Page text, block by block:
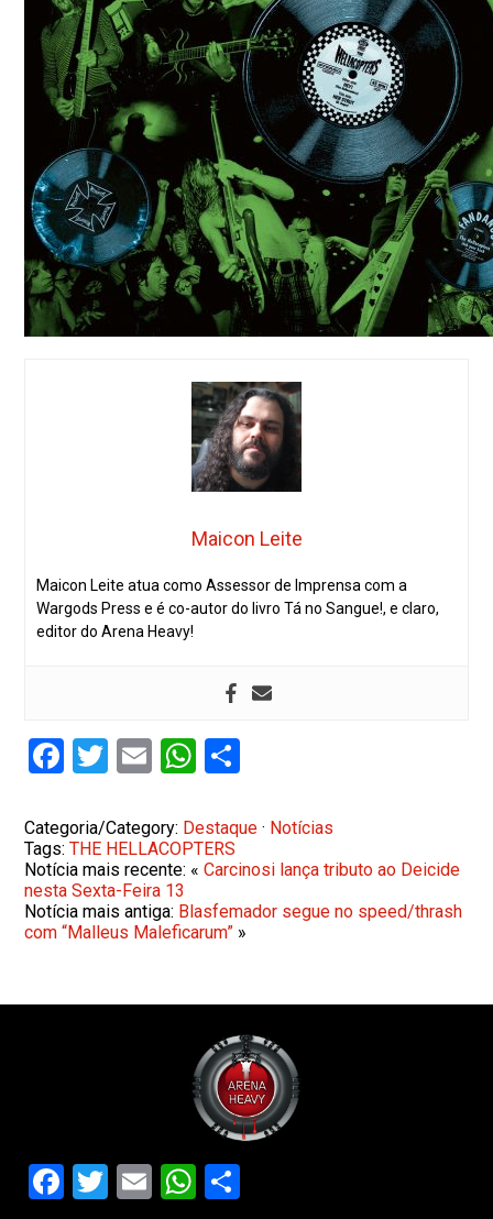
Maicon Leite
Maicon Leite atua como Assessor de Imprensa com a
Wargods Press e é co-autor do livro Tá no Sangue!, e claro,
editor do Arena Heavy!
Facebook
Twitter
EmailWhatsApp
Categoria/Category: Destaque · Notícias
Tags:THE HELLACOPTERS
Notícia mais recente: «Carcinosi lança tributo ao Deicide
nesta Sexta-Feira 13
Notícia mais antiga: Blasfemador segue no speed/thrash
com “Malleus Maleficarum” »
Facebook
Twitter
EmailWhatsApp